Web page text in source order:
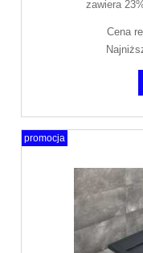
zawiera
Cena
promocja